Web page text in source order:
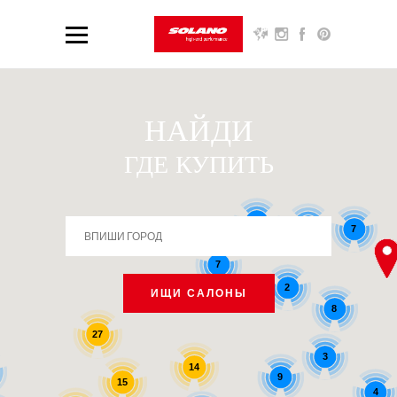
НАЙДИ
ГДЕ КУПИТЬ
ИЩИ САЛОНЫ
27
9
15
14
3
7
7
8
2
4